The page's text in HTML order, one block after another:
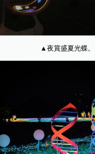
▲ 夜賞盛夏光蝶。